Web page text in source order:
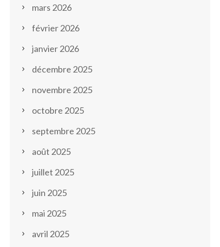
mars 2026
février 2026
janvier 2026
décembre 2025
novembre 2025
octobre 2025
septembre 2025
août 2025
juillet 2025
juin 2025
mai 2025
avril 2025